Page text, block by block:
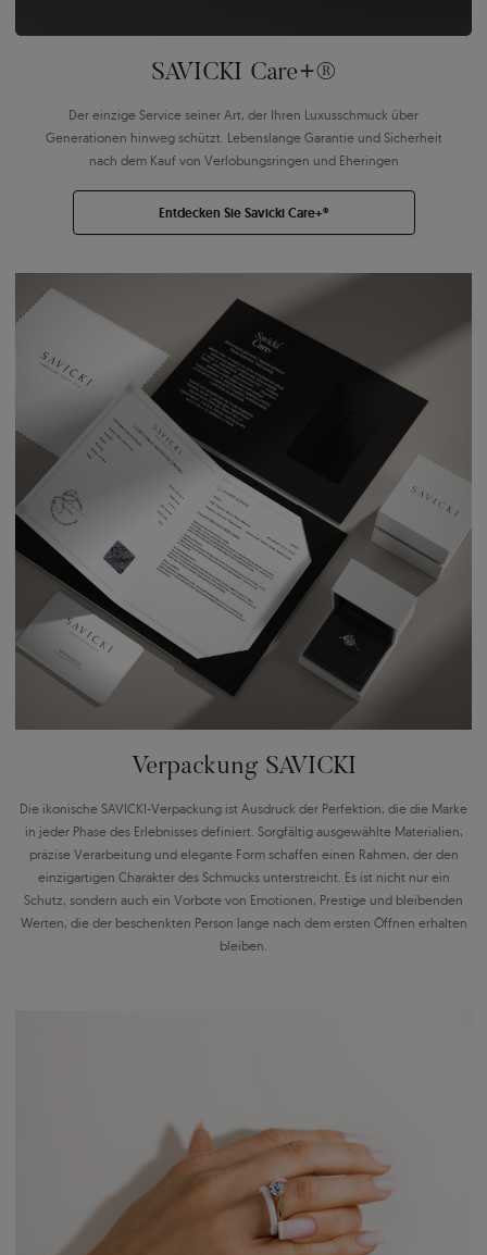
SAVICKI Care+®
Der einzige Service seiner Art, der Ihren Luxusschmuck über
Generationen hinweg schützt. Lebenslange Garantie und Sicherheit
nach dem Kauf von Verlobungsringen und Eheringen
Entdecken Sie Savicki Care+®
Verpackung SAVICKI
Die ikonische SAVICKI-Verpackung ist Ausdruck der Perfektion, die die Marke
in jeder Phase des Erlebnisses definiert. Sorgfältig ausgewählte Materialien,
präzise Verarbeitung und elegante Form schaffen einen Rahmen, der den
einzigartigen Charakter des Schmucks unterstreicht. Es ist nicht nur ein
Schutz, sondern auch ein Vorbote von Emotionen, Prestige und bleibenden
Werten, die der beschenkten Person lange nach dem ersten Öffnen erhalten
bleiben.